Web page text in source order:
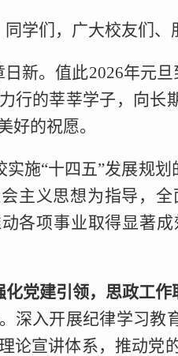
学们，广大校友们、
新。值此2026年元
行的莘莘学子，向长
好的祝愿。
实施“十四五”发展规
主义思想为指导，
各项事业取得显著
党建引领，思政工作
深入开展纪律学习教
论宣讲体系，推动党